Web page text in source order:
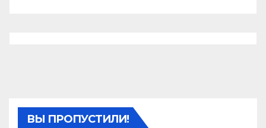
ВЫ ПРОПУСТИЛИ!